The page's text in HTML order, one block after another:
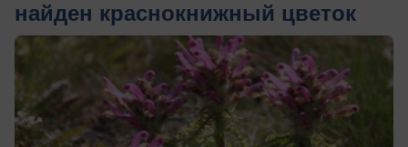
найден краснокнижный цветок